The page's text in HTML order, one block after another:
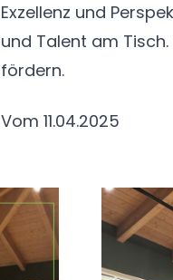
Exzellenz und
und Talent am
fördern.
Vom 11.04.2025